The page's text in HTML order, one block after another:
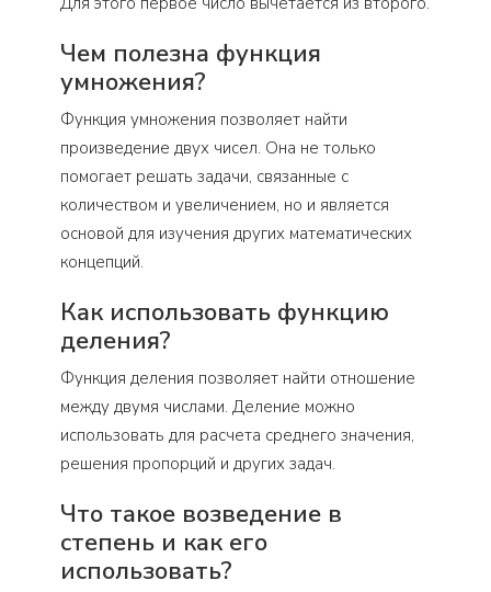
Чем полезна функция
умножения?
Функция умножения позволяет найти
произведение двух чисел. Она не только
помогает решать задачи, связанные с
количеством и увеличением, но и является
основой для изучения других математических
концепций.
Как использовать функцию
деления?
Функция деления позволяет найти отношение
между двумя числами. Деление можно
использовать для расчета среднего значения,
решения пропорций и других задач.
Что такое возведение в
степень и как его
использовать?